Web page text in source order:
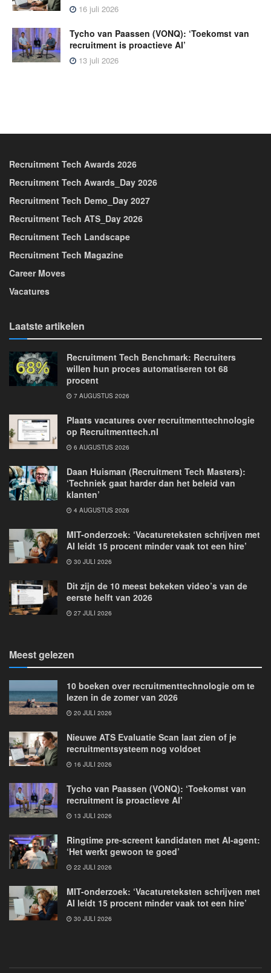
16 juli 2026
Tycho van Paassen (VONQ): ‘Toekomst van
recruitment is proactieve AI’
13 juli 2026
Recruitment Tech Awards 2026
Recruitment Tech Awards_Day 2026
Recruitment Tech Demo_Day 2027
Recruitment Tech ATS_Day 2026
Recruitment Tech Landscape
Recruitment Tech Magazine
Career Moves
Vacatures
Laatste artikelen
Recruitment Tech Benchmark: Recruiters
willen hun proces automatiseren tot 68
procent
7 AUGUSTUS 2026
Plaats vacatures over recruitmenttechnologie
op Recruitmenttech.nl
6 AUGUSTUS 2026
Daan Huisman (Recruitment Tech Masters):
‘Techniek gaat harder dan het beleid van
klanten’
4 AUGUSTUS 2026
MIT-onderzoek: ‘Vacatureteksten schrijven met
AI leidt 15 procent minder vaak tot een hire’
30 JULI 2026
Dit zijn de 10 meest bekeken video’s van de
eerste helft van 2026
27 JULI 2026
Meest gelezen
10 boeken over recruitmenttechnologie om te
lezen in de zomer van 2026
20 JULI 2026
Nieuwe ATS Evaluatie Scan laat zien of je
recruitmentsysteem nog voldoet
16 JULI 2026
Tycho van Paassen (VONQ): ‘Toekomst van
recruitment is proactieve AI’
13 JULI 2026
Ringtime pre-screent kandidaten met AI-agent:
‘Het werkt gewoon te goed’
22 JULI 2026
MIT-onderzoek: ‘Vacatureteksten schrijven met
AI leidt 15 procent minder vaak tot een hire’
30 JULI 2026